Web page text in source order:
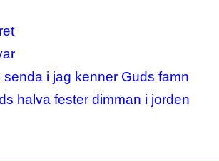
i jag kenner Guds famn
halva fester dimman i jorden